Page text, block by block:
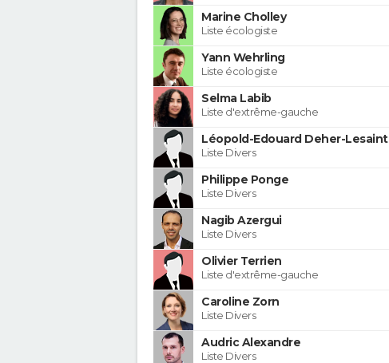
Marine Cholley
Liste écologiste
Yann Wehrling
Liste écologiste
Selma Labib
Liste d'extrême-gauche
Léopold-Edouard Deher-Lesaint
Liste Divers
Philippe Ponge
Liste Divers
Nagib Azergui
Liste Divers
Olivier Terrien
Liste d'extrême-gauche
Caroline Zorn
Liste Divers
Audric Alexandre
Liste Divers